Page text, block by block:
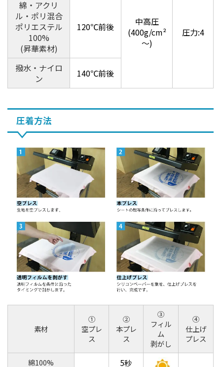
中高圧
(400g/cm²
～)
圧力:4
綿・アクリ
ル・ポリ混合
ポリエステル
100%
(昇華素材)
120℃前後
撥水・ナイロ
ン
140℃前後
圧着方法
素材
①
空プレ
ス
②
本プレ
ス
③
フィル
ム
剥がし
④
仕上げ
プレス
綿100% 5秒